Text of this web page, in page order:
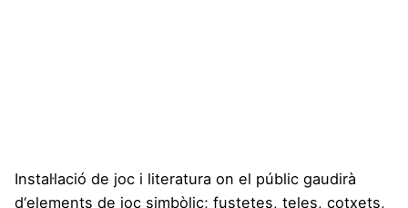
Instal·lació de joc i literatura on el públic gaudirà
d‘elements de joc simbòlic; fustetes, teles, cotxets,